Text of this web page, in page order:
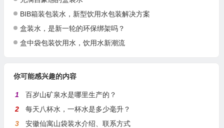
BIB箱装包装水，新型饮用水包装解决方案
盒装水，是新一轮的环保绑架吗？
盒中袋包装饮用水，饮用水新潮流
你可能感兴趣的内容
1
百岁山矿泉水是哪里生产的？
2
每天八杯水，一杯水是多少毫升？
3
安徽仙寓山袋装水介绍、联系方式